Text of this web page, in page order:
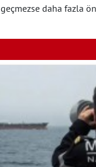
daha fazla